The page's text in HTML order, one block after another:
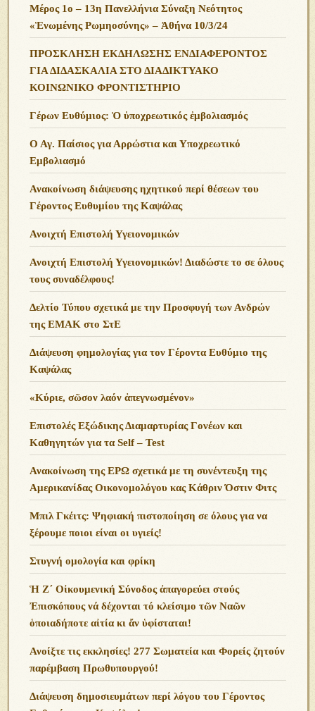
Μέρος 1ο – 13η Πανελλήνια Σύναξη Νεότητος
«Ἑνωμένης Ρωμηοσύνης» – Ἀθήνα 10/3/24
ΠΡΟΣΚΛΗΣΗ ΕΚΔΗΛΩΣΗΣ ΕΝΔΙΑΦΕΡΟΝΤΟΣ
ΓΙΑ ΔΙΔΑΣΚΑΛΙΑ ΣΤΟ ΔΙΑΔΙΚΤΥΑΚΟ
ΚΟΙΝΩΝΙΚΟ ΦΡΟΝΤΙΣΤΗΡΙΟ
Γέρων Ευθύμιος: Ὁ ὑποχρεωτικός ἐμβολιασμός
Ο Αγ. Παίσιος για Αρρώστια και Υποχρεωτικό
Εμβολιασμό
Ανακοίνωση διάψευσης ηχητικού περί θέσεων του
Γέροντος Ευθυμίου της Καψάλας
Ανοιχτή Επιστολή Υγειονομικών
Ανοιχτή Επιστολή Υγειονομικών! Διαδώστε το σε όλους
τους συναδέλφους!
Δελτίο Τύπου σχετικά με την Προσφυγή των Ανδρών
της ΕΜΑΚ στο ΣτΕ
Διάψευση φημολογίας για τον Γέροντα Ευθύμιο της
Καψάλας
«Κύριε, σῶσον λαόν ἀπεγνωσμένον»
Επιστολές Εξώδικης Διαμαρτυρίας Γονέων και
Καθηγητών για τα Self – Test
Ανακοίνωση της ΕΡΩ σχετικά με τη συνέντευξη της
Αμερικανίδας Οικονομολόγου κας Κάθριν Όστιν Φιτς
Μπιλ Γκέιτς: Ψηφιακή πιστοποίηση σε όλους για να
ξέρουμε ποιοι είναι οι υγιείς!
Στυγνή ομολογία και φρίκη
Ἡ Ζ΄ Οἰκουμενική Σύνοδος ἀπαγορεύει στούς
Ἐπισκόπους νά δέχονται τό κλείσιμο τῶν Ναῶν
ὁποιαδήποτε αἰτία κι ἄν ὑφίσταται!
Ανoίξτε τις εκκλησίες! 277 Σωματεία και Φορείς ζητούν
παρέμβαση Πρωθυπουργού!
Διάψευση δημοσιευμάτων περί λόγου του Γέροντος